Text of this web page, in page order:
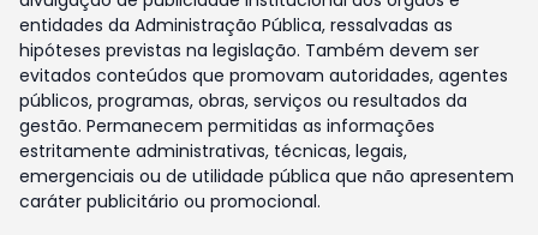
entidades da Administração Pública, ressalvadas as
hipóteses previstas na legislação. Também devem ser
evitados conteúdos que promovam autoridades, agentes
públicos, programas, obras, serviços ou resultados da
gestão. Permanecem permitidas as informações
estritamente administrativas, técnicas, legais,
emergenciais ou de utilidade pública que não apresentem
caráter publicitário ou promocional.